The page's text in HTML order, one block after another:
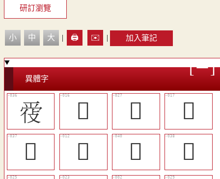
研訂瀏覽
小 中 大 | 🖨️ ✉️ | 加入筆記
異體字
󰉸 󲁨 󲁱
󲁩
󲁹
󲁤 󲁼
󲁺